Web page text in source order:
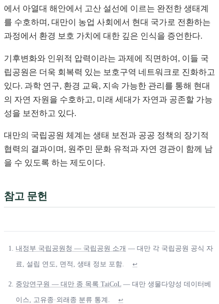
에서 아열대 해안에서 고산 설선에 이르는 완전한 생태계
를 수호하며, 대만이 농업 사회에서 현대 국가로 전환하는
과정에서 환경 보호 가치에 대한 깊은 인식을 증언한다.
기후변화와 인위적 압력이라는 과제에 직면하여, 이들 국
립공원은 더욱 회복력 있는 보호구역 네트워크로 진화하고
있다. 과학 연구, 환경 교육, 지속 가능한 관리를 통해 현대
의 자연 자원을 수호하고, 미래 세대가 자연과 공존할 가능
성을 보전하고 있다.
대만의 국립공원 체계는 생태 보전과 공공 정책의 장기적
협력의 결과이며, 원주민 문화 유적과 자연 경관이 함께 남
을 수 있도록 하는 제도이다.
참고 문헌
내정부 국립공원청 — 국립공원 소개 — 대만 각 국립공원 공식 자
료, 설립 연도, 면적, 생태 정보 포함. ↩
중앙연구원 — 대만 종 목록 TaiCoL — 대만 생물다양성 데이터베
이스, 고유종·외래종 분류 통계. ↩